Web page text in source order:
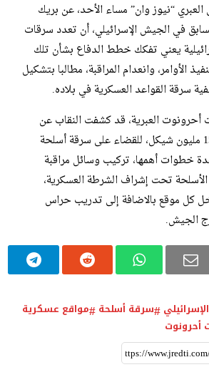
العبري “نيوز وان” مساء الأحد، عن بريك
في الجيش الإسرائيلي، أن تعدد سرقات
يعني تفكك خطط الدفاع بشأن تلك
الأوامر، وانعدام المراقبة، مطالبا بتشكيل
سرقة القواعد العسكرية في بلاده.
العبرية، قد كشفت النقاب عن
خطة كلفت اسرائيل 150 مليون شيكل، للقضاء على سرقة أسلحة
خطوات أهمها، تركيب وسائل مراقبة
تحت إشراف الشرطة العسكرية،
كل موقع بالاضافة إلى تدريب حراس
الجيش.
سرقة أسلحة مواقع عسكرية
أحرونوت